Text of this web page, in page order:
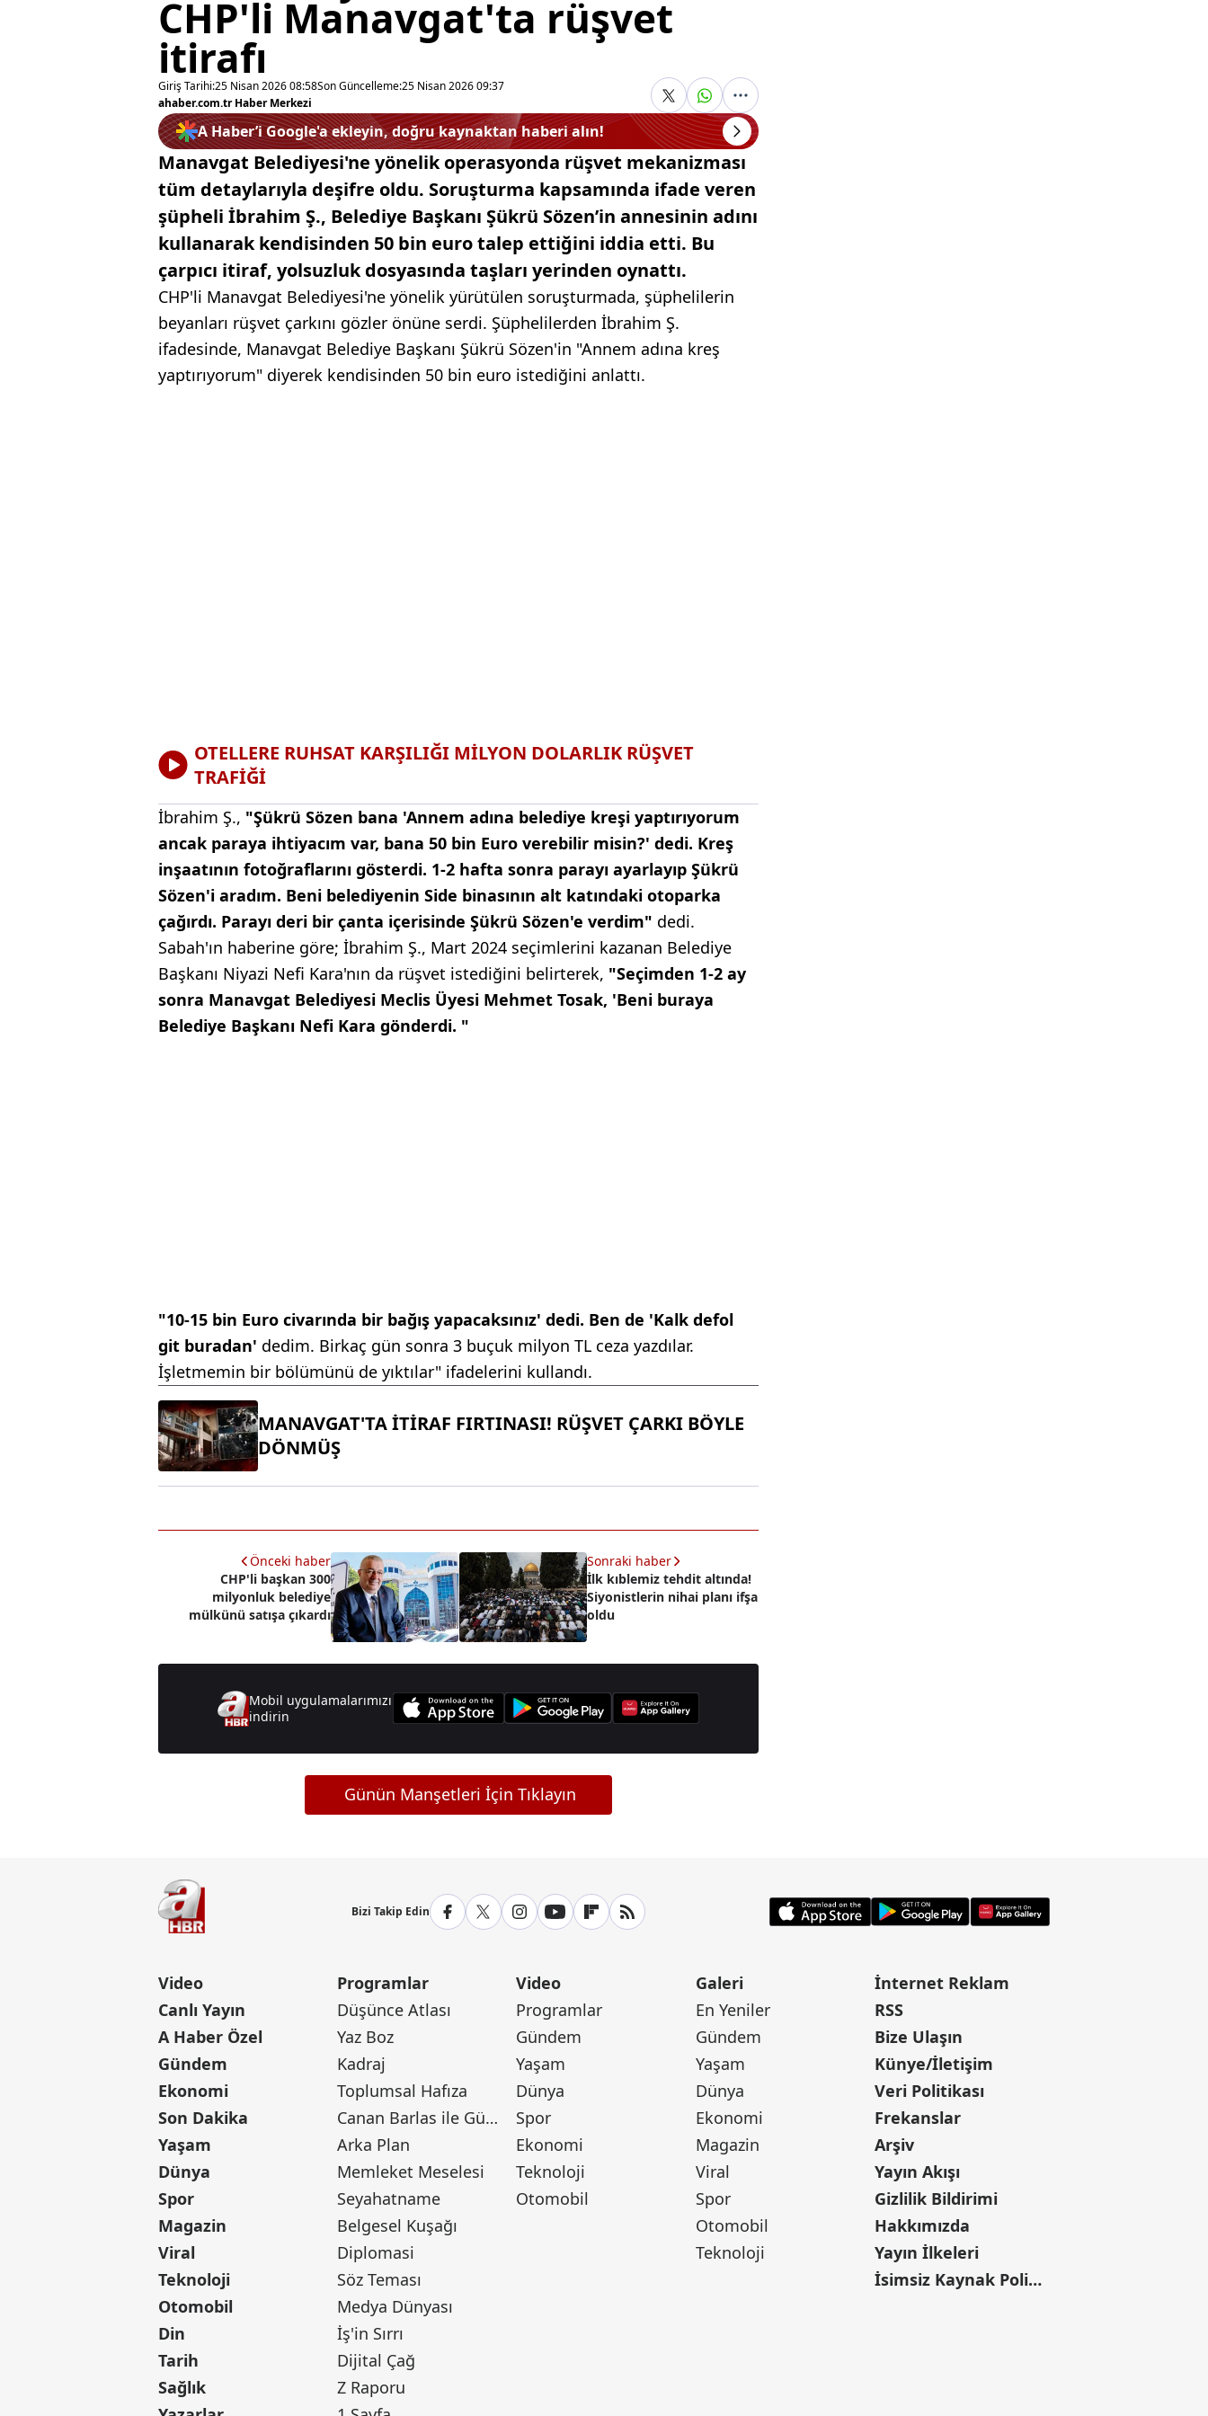
CHP'li Manavgat'ta rüşvet
itirafı
Giriş Tarihi:25 Nisan 2026 08:58Son Güncelleme:25 Nisan 2026 09:37
ahaber.com.tr Haber Merkezi
A Haber’i Google'a ekleyin, doğru kaynaktan haberi alın!
Manavgat Belediyesi'ne yönelik operasyonda rüşvet mekanizması
tüm detaylarıyla deşifre oldu. Soruşturma kapsamında ifade veren
şüpheli İbrahim Ş., Belediye Başkanı Şükrü Sözen’in annesinin adını
kullanarak kendisinden 50 bin euro talep ettiğini iddia etti. Bu
çarpıcı itiraf, yolsuzluk dosyasında taşları yerinden oynattı.
CHP'li Manavgat Belediyesi'ne yönelik yürütülen soruşturmada, şüphelilerin
beyanları rüşvet çarkını gözler önüne serdi. Şüphelilerden İbrahim Ş.
ifadesinde, Manavgat Belediye Başkanı Şükrü Sözen'in "Annem adına kreş
yaptırıyorum" diyerek kendisinden 50 bin euro istediğini anlattı.
OTELLERE RUHSAT KARŞILIĞI MİLYON DOLARLIK RÜŞVET
TRAFİĞİ
İbrahim Ş., "Şükrü Sözen bana 'Annem adına belediye kreşi yaptırıyorum
ancak paraya ihtiyacım var, bana 50 bin Euro verebilir misin?' dedi. Kreş
inşaatının fotoğraflarını gösterdi. 1-2 hafta sonra parayı ayarlayıp Şükrü
Sözen'i aradım. Beni belediyenin Side binasının alt katındaki otoparka
çağırdı. Parayı deri bir çanta içerisinde Şükrü Sözen'e verdim" dedi.
Sabah'ın haberine göre; İbrahim Ş., Mart 2024 seçimlerini kazanan Belediye
Başkanı Niyazi Nefi Kara'nın da rüşvet istediğini belirterek, "Seçimden 1-2 ay
sonra Manavgat Belediyesi Meclis Üyesi Mehmet Tosak, 'Beni buraya
Belediye Başkanı Nefi Kara gönderdi. "
"10-15 bin Euro civarında bir bağış yapacaksınız' dedi. Ben de 'Kalk defol
git buradan' dedim. Birkaç gün sonra 3 buçuk milyon TL ceza yazdılar.
İşletmemin bir bölümünü de yıktılar" ifadelerini kullandı.
MANAVGAT'TA İTİRAF FIRTINASI! RÜŞVET ÇARKI BÖYLE
DÖNMÜŞ
Önceki haber
CHP'li başkan 300
milyonluk belediye
mülkünü satışa çıkardı
Sonraki haber
İlk kıblemiz tehdit altında!
Siyonistlerin nihai planı ifşa
oldu
Mobil uygulamalarımızı
indirin
Günün Manşetleri İçin Tıklayın
Bizi Takip Edin
Video
Canlı Yayın
A Haber Özel
Gündem
Ekonomi
Son Dakika
Yaşam
Dünya
Spor
Magazin
Viral
Teknoloji
Otomobil
Din
Tarih
Sağlık
Programlar
Düşünce Atlası
Yaz Boz
Kadraj
Toplumsal Hafıza
Canan Barlas ile Gündem
Arka Plan
Memleket Meselesi
Seyahatname
Belgesel Kuşağı
Diplomasi
Söz Teması
Medya Dünyası
İş'in Sırrı
Dijital Çağ
Z Raporu
Video
Programlar
Gündem
Yaşam
Dünya
Spor
Ekonomi
Teknoloji
Otomobil
Galeri
En Yeniler
Gündem
Yaşam
Dünya
Ekonomi
Magazin
Viral
Spor
Otomobil
Teknoloji
İnternet Reklam
RSS
Bize Ulaşın
Künye/İletişim
Veri Politikası
Frekanslar
Arşiv
Yayın Akışı
Gizlilik Bildirimi
Hakkımızda
Yayın İlkeleri
İsimsiz Kaynak Politikası